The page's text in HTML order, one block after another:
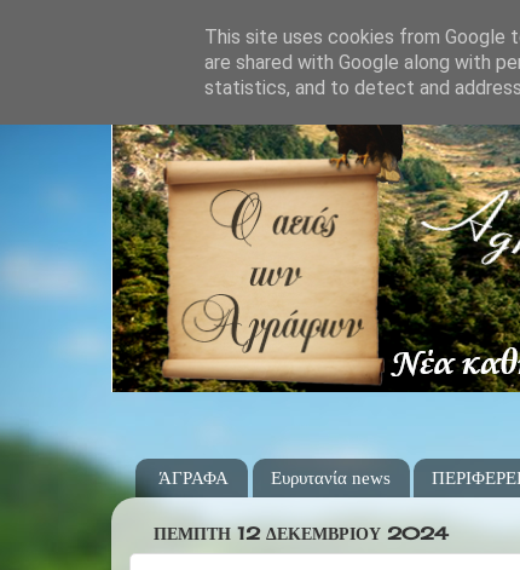
ΆΓΡΑΦΑ Ευρυτανία news
ΠΈΜΠΤΗ 12 ΔΕΚΕΜΒΡΊΟΥ 2024
This site uses cookies from Google
are shared with Google along with
statistics, and to detect and